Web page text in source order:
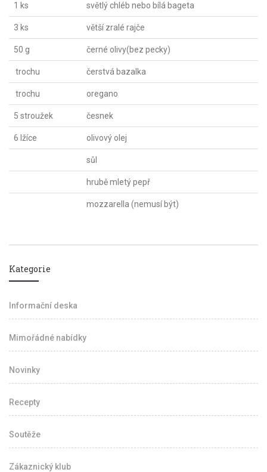
1 ks světlý chléb nebo bílá bageta
3 ks větší zralé rajče
50 g černé olivy(bez pecky)
trochu čerstvá bazalka
trochu oregano
5 stroužek česnek
6 lžíce olivový olej
sůl
hrubě mletý pepř
mozzarella (nemusí být)
Kategorie
Informační deska
Mimořádné nabídky
Novinky
Recepty
Soutěže
Zákaznický klub